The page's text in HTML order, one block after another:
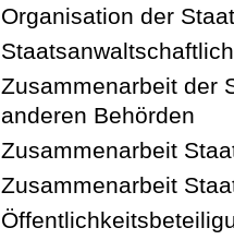
Organisation der
Zusammenarbeit der
anderen Behörden
Zusammenarbeit
Zusammenarbeit